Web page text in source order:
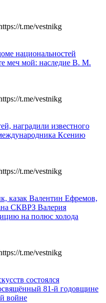
t.me/vestnikg
национальностей
меч мой: наследие В. М.
t.me/vestnikg
наградили известного
Ксению
t.me/vestnikg
казак Валентин Ефремов,
СКВРЗ Валерия
на полюс холода
t.me/vestnikg
состоялся
81-й годовщине
войне